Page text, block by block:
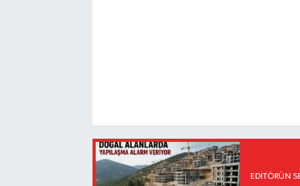
EDITÖRÜN